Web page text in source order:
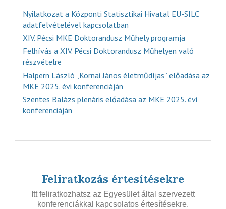
Nyilatkozat a Központi Statisztikai Hivatal EU-SILC
adatfelvételével kapcsolatban
XIV. Pécsi MKE Doktorandusz Műhely programja
Felhívás a XIV. Pécsi Doktorandusz Műhelyen való
részvételre
Halpern László „Kornai János életműdíjas” előadása az
MKE 2025. évi konferenciáján
Szentes Balázs plenáris előadása az MKE 2025. évi
konferenciáján
Feliratkozás értesítésekre
Itt feliratkozhatsz az Egyesület által szervezett
konferenciákkal kapcsolatos értesítésekre.